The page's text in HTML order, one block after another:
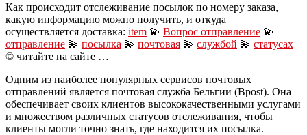
Как происходит отслеживание посылок по номеру заказа,
какую информацию можно получить, и откуда
осуществляется доставка: item 💫 Вопрос отправление 💫
отправление 💫 посылка 💫 почтовая 💫 службой 💫 статусах
© читайте на сайте …
Одним из наиболее популярных сервисов почтовых
отправлений является почтовая служба Бельгии (Bpost). Она
обеспечивает своих клиентов высококачественными услугами
и множеством различных статусов отслеживания, чтобы
клиенты могли точно знать, где находится их посылка.